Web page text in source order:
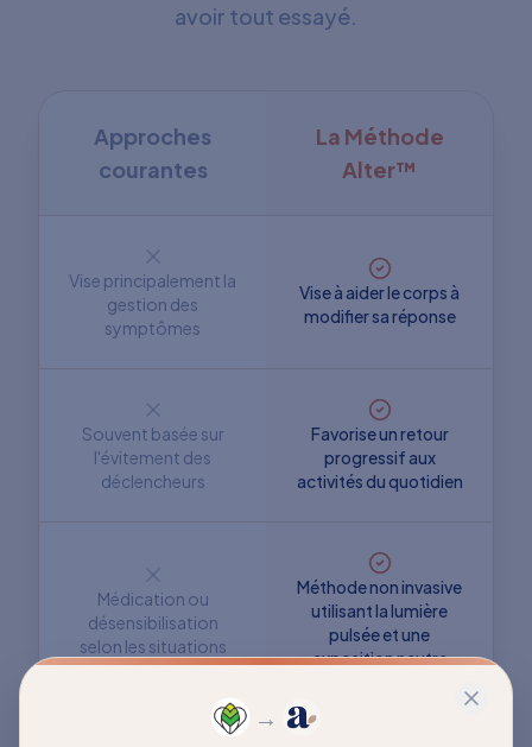
→
avoir tout essayé.
Approches
courantes
La Méthode
Alter™
Vise principalement la
gestion des
symptômes
Vise à aider le corps à
modifier sa réponse
Souvent basée sur
l'évitement des
déclencheurs
Favorise un retour
progressif aux
activités du quotidien
Médication ou
désensibilisation
selon les situations
Méthode non invasive
utilisant la lumière
pulsée et une
exposition neutre